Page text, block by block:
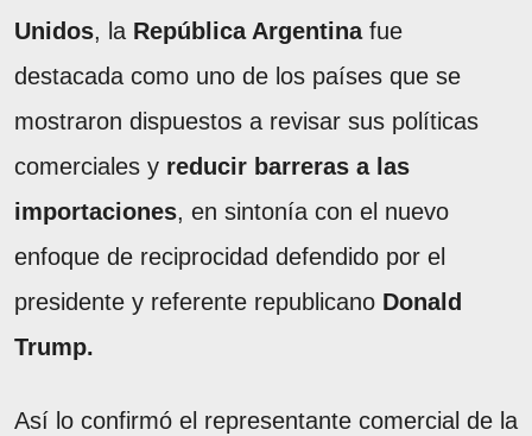
Unidos, la República Argentinafue
destacada como uno de los países que se
mostraron dispuestos a revisar sus políticas
comerciales y reducir barreras a las
importaciones, en sintonía con el nuevo
enfoque de reciprocidad defendido por el
presidente y referente republicano Donald
Trump.
Así lo confirmó el representante comercial de la